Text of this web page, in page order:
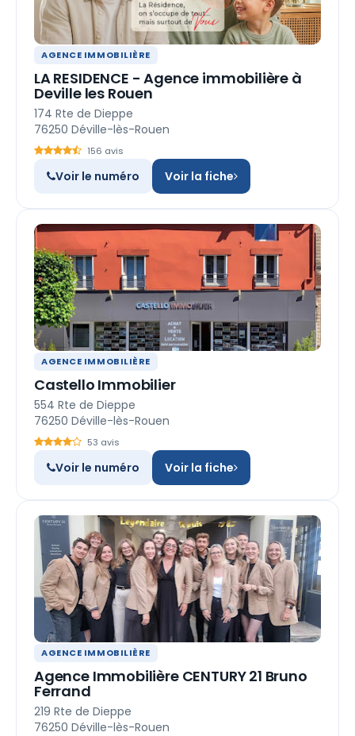
AGENCE IMMOBILIÈRE
LA RESIDENCE - Agence immobilière à
Deville les Rouen
174 Rte de Dieppe
76250 Déville-lès-Rouen
156 avis
Voir le numéro Voir la fiche
AGENCE IMMOBILIÈRE
Castello Immobilier
554 Rte de Dieppe
76250 Déville-lès-Rouen
53 avis
Voir le numéro Voir la fiche
AGENCE IMMOBILIÈRE
Agence Immobilière CENTURY 21 Bruno
Ferrand
219 Rte de Dieppe
76250 Déville-lès-Rouen